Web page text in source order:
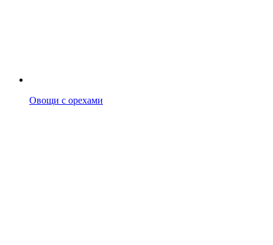
Овощи с орехами